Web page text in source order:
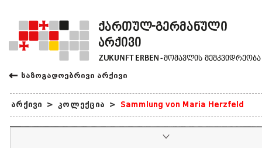
← საზოგადოებრივი არქივი
არქივი > კოლექცია > Sammlung von Maria Herzfeld